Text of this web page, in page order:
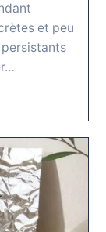
et peu